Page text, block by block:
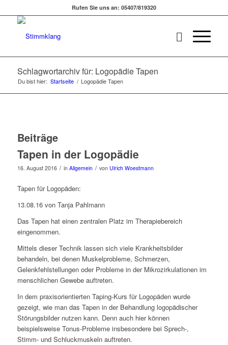
Rufen Sie uns an: 05407/819320
Schlagwortarchiv für: Logopädie Tapen
Du bist hier: Startseite / Logopädie Tapen
Beiträge
Tapen in der Logopädie
16. August 2016 / in Allgemein / von Ulrich Woestmann
Tapen für Logopäden:
13.08.16 von Tanja Pahlmann
Das Tapen hat einen zentralen Platz im Therapiebereich
eingenommen.
Mittels dieser Technik lassen sich viele Krankheitsbilder
behandeln, bei denen Muskelprobleme, Schmerzen,
Gelenkfehlstellungen oder Probleme in der Mikrozirkulationen im
menschlichen Gewebe auftreten.
In dem praxisorientierten Taping-Kurs für Logopäden wurde
gezeigt, wie man das Tapen in der Behandlung logopädischer
Störungsbilder nutzen kann. Denn auch hier können
beispielsweise Tonus-Probleme insbesondere bei Sprech-,
Stimm- und Schluckmuskeln auftreten.